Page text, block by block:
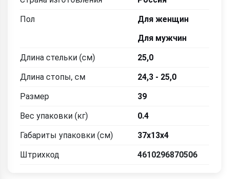
Пол
Для женщин
Для мужчин
Длина стельки (см)
25,0
Длина стопы, см
24,3 - 25,0
Размер
39
Вес упаковки (кг)
0.4
Габариты упаковки (см)
37х13х4
Штрихкод
4610296870506